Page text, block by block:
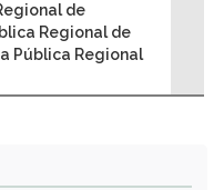
de
Regional de
Pública Regional